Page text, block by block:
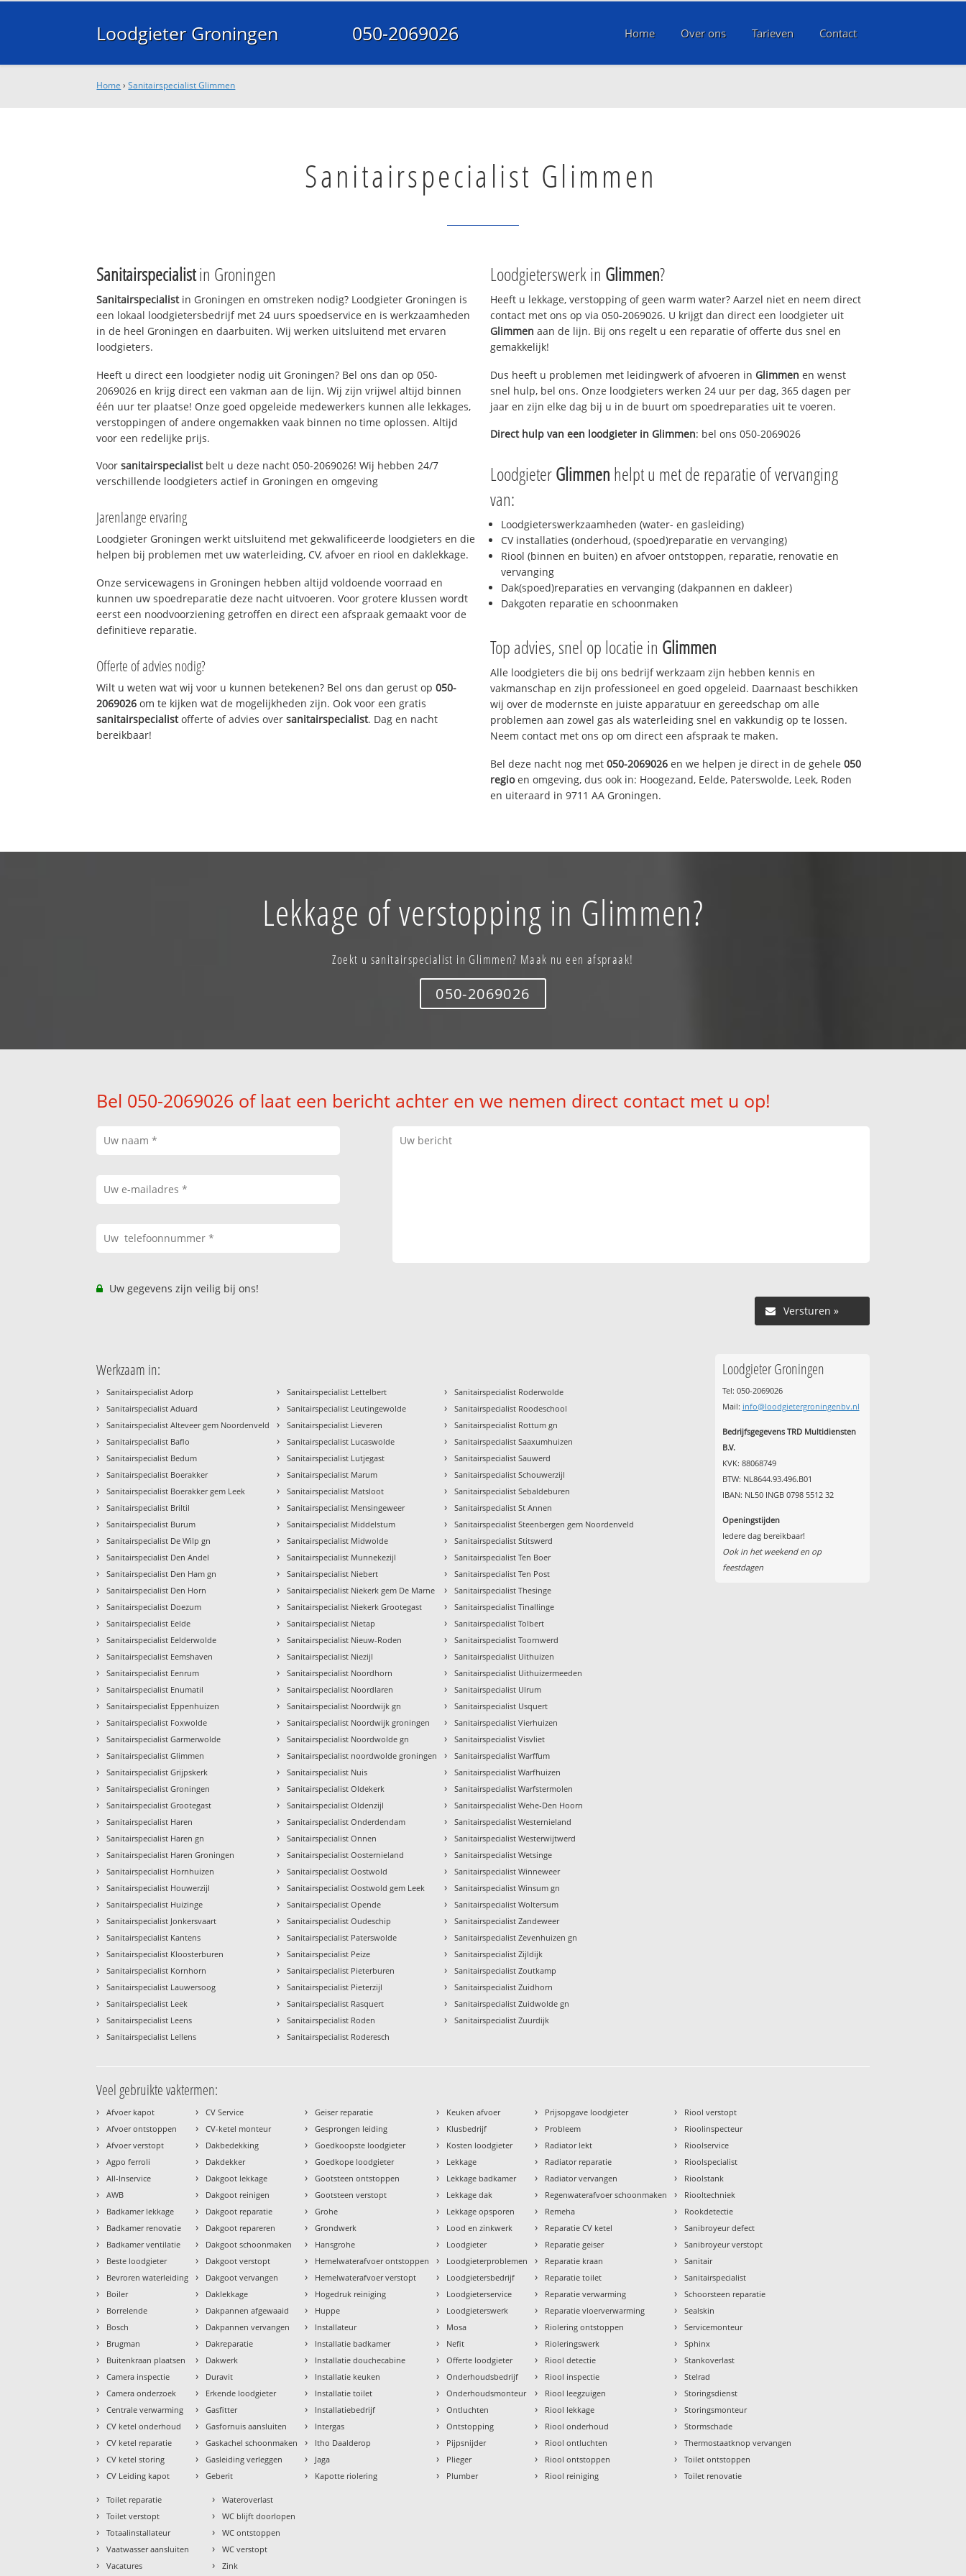
Loodgieter Groningen 050-2069026 Home Over ons Tarieven Contact
Home ›Sanitairspecialist Glimmen
Sanitairspecialist Glimmen
Sanitairspecialistin Groningen
Sanitairspecialistin Groningen en omstreken nodig? Loodgieter Groningen is
een lokaal loodgietersbedrijf met 24 uurs spoedservice en is werkzaamheden
in de heel Groningen en daarbuiten. Wij werken uitsluitend met ervaren
loodgieters.
Heeft u direct een loodgieter nodig uit Groningen? Bel ons dan op 050-
2069026 en krijg direct een vakman aan de lijn. Wij zijn vrijwel altijd binnen
één uur ter plaatse! Onze goed opgeleide medewerkers kunnen alle lekkages,
verstoppingen of andere ongemakken vaak binnen no time oplossen. Altijd
voor een redelijke prijs.
Voorsanitairspecialistbelt u deze nacht 050-2069026! Wij hebben 24/7
verschillende loodgieters actief in Groningen en omgeving
Jarenlange ervaring
Loodgieter Groningen werkt uitsluitend met gekwalificeerde loodgieters en die
helpen bij problemen met uw waterleiding, CV, afvoer en riool en daklekkage.
Onze servicewagens in Groningen hebben altijd voldoende voorraad en
kunnen uw spoedreparatie deze nacht uitvoeren. Voor grotere klussen wordt
eerst een noodvoorziening getroffen en direct een afspraak gemaakt voor de
definitieve reparatie.
Offerte of advies nodig?
Wilt u weten wat wij voor u kunnen betekenen? Bel ons dan gerust op050-
2069026 om te kijken wat de mogelijkheden zijn. Ook voor een gratis
sanitairspecialistofferte of advies oversanitairspecialist. Dag en nacht
bereikbaar!
Loodgieterswerk in Glimmen?
Heeft u lekkage, verstopping of geen warm water? Aarzel niet en neem direct
contact met ons op via 050-2069026. U krijgt dan direct een loodgieter uit
Glimmen aan de lijn. Bij ons regelt u een reparatie of offerte dus snel en
gemakkelijk!
Dus heeft u problemen met leidingwerk of afvoeren in Glimmen en wenst
snel hulp, bel ons. Onze loodgieters werken 24 uur per dag, 365 dagen per
jaar en zijn elke dag bij u in de buurt om spoedreparaties uit te voeren.
Direct hulp van een loodgieter in Glimmen: bel ons 050-2069026
LoodgieterGlimmen helpt u met de reparatie of vervanging
van:
Loodgieterswerkzaamheden (water- en gasleiding)
CV installaties (onderhoud, (spoed)reparatie en vervanging)
Riool (binnen en buiten) en afvoer ontstoppen, reparatie, renovatie en
vervanging
Dak(spoed)reparaties en vervanging (dakpannen en dakleer)
Dakgoten reparatie en schoonmaken
Top advies, snel op locatie in Glimmen
Alle loodgieters die bij ons bedrijf werkzaam zijn hebben kennis en
vakmanschap en zijn professioneel en goed opgeleid. Daarnaast beschikken
wij over de modernste en juiste apparatuur en gereedschap om alle
problemen aan zowel gas als waterleiding snel en vakkundig op te lossen.
Neem contact met ons op om direct een afspraak te maken.
Bel deze nacht nog met 050-2069026 en we helpen je direct in de gehele 050
regioen omgeving, dus ook in: Hoogezand, Eelde, Paterswolde, Leek, Roden
en uiteraard in 9711 AA Groningen.
Lekkage of verstopping in Glimmen?
Zoekt u sanitairspecialist in Glimmen? Maak nu een afspraak!
050-2069026
Bel 050-2069026 of laat een bericht achter en we nemen direct contact met u op!
Uw gegevens zijn veilig bij ons!
Versturen »
Werkzaam in:
› Sanitairspecialist Adorp
› Sanitairspecialist Aduard
› Sanitairspecialist Alteveer gem Noordenveld
› Sanitairspecialist Baflo
› Sanitairspecialist Bedum
› Sanitairspecialist Boerakker
› Sanitairspecialist Boerakker gem Leek
› Sanitairspecialist Briltil
› Sanitairspecialist Burum
› Sanitairspecialist De Wilp gn
› Sanitairspecialist Den Andel
› Sanitairspecialist Den Ham gn
› Sanitairspecialist Den Horn
› Sanitairspecialist Doezum
› Sanitairspecialist Eelde
› Sanitairspecialist Eelderwolde
› Sanitairspecialist Eemshaven
› Sanitairspecialist Eenrum
› Sanitairspecialist Enumatil
› Sanitairspecialist Eppenhuizen
› Sanitairspecialist Foxwolde
› Sanitairspecialist Garmerwolde
› Sanitairspecialist Glimmen
› Sanitairspecialist Grijpskerk
› Sanitairspecialist Groningen
› Sanitairspecialist Grootegast
› Sanitairspecialist Haren
› Sanitairspecialist Haren gn
› Sanitairspecialist Haren Groningen
› Sanitairspecialist Hornhuizen
› Sanitairspecialist Houwerzijl
› Sanitairspecialist Huizinge
› Sanitairspecialist Jonkersvaart
› Sanitairspecialist Kantens
› Sanitairspecialist Kloosterburen
› Sanitairspecialist Kornhorn
› Sanitairspecialist Lauwersoog
› Sanitairspecialist Leek
› Sanitairspecialist Leens
› Sanitairspecialist Lellens
› Sanitairspecialist Lettelbert
› Sanitairspecialist Leutingewolde
› Sanitairspecialist Lieveren
› Sanitairspecialist Lucaswolde
› Sanitairspecialist Lutjegast
› Sanitairspecialist Marum
› Sanitairspecialist Matsloot
› Sanitairspecialist Mensingeweer
› Sanitairspecialist Middelstum
› Sanitairspecialist Midwolde
› Sanitairspecialist Munnekezijl
› Sanitairspecialist Niebert
› Sanitairspecialist Niekerk gem De Marne
› Sanitairspecialist Niekerk Grootegast
› Sanitairspecialist Nietap
› Sanitairspecialist Nieuw-Roden
› Sanitairspecialist Niezijl
› Sanitairspecialist Noordhorn
› Sanitairspecialist Noordlaren
› Sanitairspecialist Noordwijk gn
› Sanitairspecialist Noordwijk groningen
› Sanitairspecialist Noordwolde gn
› Sanitairspecialist noordwolde groningen
› Sanitairspecialist Nuis
› Sanitairspecialist Oldekerk
› Sanitairspecialist Oldenzijl
› Sanitairspecialist Onderdendam
› Sanitairspecialist Onnen
› Sanitairspecialist Oosternieland
› Sanitairspecialist Oostwold
› Sanitairspecialist Oostwold gem Leek
› Sanitairspecialist Opende
› Sanitairspecialist Oudeschip
› Sanitairspecialist Paterswolde
› Sanitairspecialist Peize
› Sanitairspecialist Pieterburen
› Sanitairspecialist Pieterzijl
› Sanitairspecialist Rasquert
› Sanitairspecialist Roden
› Sanitairspecialist Roderesch
› Sanitairspecialist Roderwolde
› Sanitairspecialist Roodeschool
› Sanitairspecialist Rottum gn
› Sanitairspecialist Saaxumhuizen
› Sanitairspecialist Sauwerd
› Sanitairspecialist Schouwerzijl
› Sanitairspecialist Sebaldeburen
› Sanitairspecialist St Annen
› Sanitairspecialist Steenbergen gem Noordenveld
› Sanitairspecialist Stitswerd
› Sanitairspecialist Ten Boer
› Sanitairspecialist Ten Post
› Sanitairspecialist Thesinge
› Sanitairspecialist Tinallinge
› Sanitairspecialist Tolbert
› Sanitairspecialist Toornwerd
› Sanitairspecialist Uithuizen
› Sanitairspecialist Uithuizermeeden
› Sanitairspecialist Ulrum
› Sanitairspecialist Usquert
› Sanitairspecialist Vierhuizen
› Sanitairspecialist Visvliet
› Sanitairspecialist Warffum
› Sanitairspecialist Warfhuizen
› Sanitairspecialist Warfstermolen
› Sanitairspecialist Wehe-Den Hoorn
› Sanitairspecialist Westernieland
› Sanitairspecialist Westerwijtwerd
› Sanitairspecialist Wetsinge
› Sanitairspecialist Winneweer
› Sanitairspecialist Winsum gn
› Sanitairspecialist Woltersum
› Sanitairspecialist Zandeweer
› Sanitairspecialist Zevenhuizen gn
› Sanitairspecialist Zijldijk
› Sanitairspecialist Zoutkamp
› Sanitairspecialist Zuidhorn
› Sanitairspecialist Zuidwolde gn
› Sanitairspecialist Zuurdijk
Loodgieter Groningen
Tel: 050-2069026
Mail: info@loodgietergroningenbv.nl
Bedrijfsgegevens TRD Multidiensten
B.V.
KVK: 88068749
BTW: NL8644.93.496.B01
IBAN: NL50 INGB 0798 5512 32
Openingstijden
Iedere dag bereikbaar!
Ook in het weekend en op
feestdagen
Veel gebruikte vaktermen:
› Afvoer kapot
› Afvoer ontstoppen
› Afvoer verstopt
› Agpo ferroli
› All-Inservice
› AWB
› Badkamer lekkage
› Badkamer renovatie
› Badkamer ventilatie
› Beste loodgieter
› Bevroren waterleiding
› Boiler
› Borrelende
› Bosch
› Brugman
› Buitenkraan plaatsen
› Camera inspectie
› Camera onderzoek
› Centrale verwarming
› CV ketel onderhoud
› CV ketel reparatie
› CV ketel storing
› CV Leiding kapot
› CV Service
› CV-ketel monteur
› Dakbedekking
› Dakdekker
› Dakgoot lekkage
› Dakgoot reinigen
› Dakgoot reparatie
› Dakgoot repareren
› Dakgoot schoonmaken
› Dakgoot verstopt
› Dakgoot vervangen
› Daklekkage
› Dakpannen afgewaaid
› Dakpannen vervangen
› Dakreparatie
› Dakwerk
› Duravit
› Erkende loodgieter
› Gasfitter
› Gasfornuis aansluiten
› Gaskachel schoonmaken
› Gasleiding verleggen
› Geberit
› Geiser reparatie
› Gesprongen leiding
› Goedkoopste loodgieter
› Goedkope loodgieter
› Gootsteen ontstoppen
› Gootsteen verstopt
› Grohe
› Grondwerk
› Hansgrohe
› Hemelwaterafvoer ontstoppen
› Hemelwaterafvoer verstopt
› Hogedruk reiniging
› Huppe
› Installateur
› Installatie badkamer
› Installatie douchecabine
› Installatie keuken
› Installatie toilet
› Installatiebedrijf
› Intergas
› Itho Daalderop
› Jaga
› Kapotte riolering
› Keuken afvoer
› Klusbedrijf
› Kosten loodgieter
› Lekkage
› Lekkage badkamer
› Lekkage dak
› Lekkage opsporen
› Lood en zinkwerk
› Loodgieter
› Loodgieterproblemen
› Loodgietersbedrijf
› Loodgieterservice
› Loodgieterswerk
› Mosa
› Nefit
› Offerte loodgieter
› Onderhoudsbedrijf
› Onderhoudsmonteur
› Ontluchten
› Ontstopping
› Pijpsnijder
› Plieger
› Plumber
› Prijsopgave loodgieter
› Probleem
› Radiator lekt
› Radiator reparatie
› Radiator vervangen
› Regenwaterafvoer schoonmaken
› Remeha
› Reparatie CV ketel
› Reparatie geiser
› Reparatie kraan
› Reparatie toilet
› Reparatie verwarming
› Reparatie vloerverwarming
› Riolering ontstoppen
› Rioleringswerk
› Riool detectie
› Riool inspectie
› Riool leegzuigen
› Riool lekkage
› Riool onderhoud
› Riool ontluchten
› Riool ontstoppen
› Riool reiniging
› Riool verstopt
› Rioolinspecteur
› Rioolservice
› Rioolspecialist
› Rioolstank
› Riooltechniek
› Rookdetectie
› Sanibroyeur defect
› Sanibroyeur verstopt
› Sanitair
› Sanitairspecialist
› Schoorsteen reparatie
› Sealskin
› Servicemonteur
› Sphinx
› Stankoverlast
› Stelrad
› Storingsdienst
› Storingsmonteur
› Stormschade
› Thermostaatknop vervangen
› Toilet ontstoppen
› Toilet renovatie
› Toilet reparatie
› Toilet verstopt
› Totaalinstallateur
› Vaatwasser aansluiten
› Vacatures
› Wateroverlast
› WC blijft doorlopen
› WC ontstoppen
› WC verstopt
› Zink